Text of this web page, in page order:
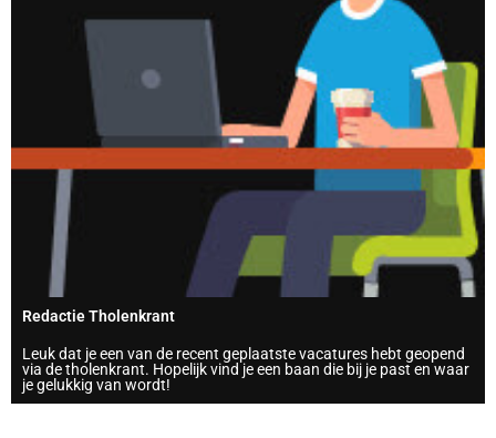
Redactie Tholenkrant
Leuk dat je een van de recent geplaatste vacatures hebt geopend
via de tholenkrant. Hopelijk vind je een baan die bij je past en waar
je gelukkig van wordt!